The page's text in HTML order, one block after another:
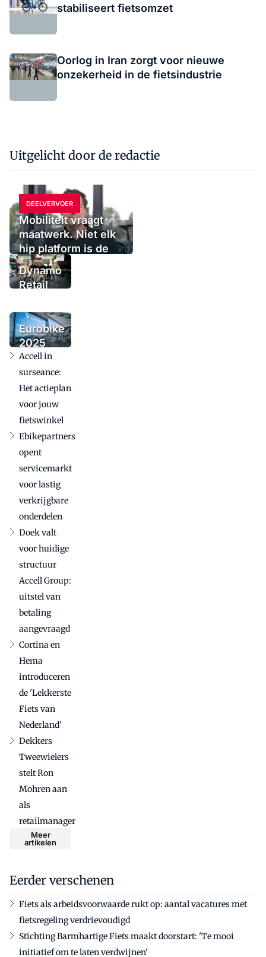
stabiliseert fietsomzet
Oorlog in Iran zorgt voor nieuwe
onzekerheid in de fietsindustrie
Uitgelicht door de redactie
DEELVERVOER
Mobiliteit vraagt
maatwerk. Niet elk
hip platform is de
oplossing
Dynamo
Retail
voegt
urbanmerk
Tenways
toe
Eurobike
2025
bevestigt
internationale
betekenis in
uitdagende
markt
Accell in
surseance:
Het actieplan
voor jouw
fietswinkel
Ebikepartners
opent
servicemarkt
voor lastig
verkrijgbare
onderdelen
Doek valt
voor huidige
structuur
Accell Group:
uitstel van
betaling
aangevraagd
Cortina en
Hema
introduceren
de 'Lekkerste
Fiets van
Nederland'
Dekkers
Tweewielers
stelt Ron
Mohren aan
als
retailmanager
Meer
artikelen
Eerder verschenen
Fiets als arbeidsvoorwaarde rukt op: aantal vacatures met
fietsregeling verdrievoudigd
Stichting Barmhartige Fiets maakt doorstart: 'Te mooi
initiatief om te laten verdwijnen'